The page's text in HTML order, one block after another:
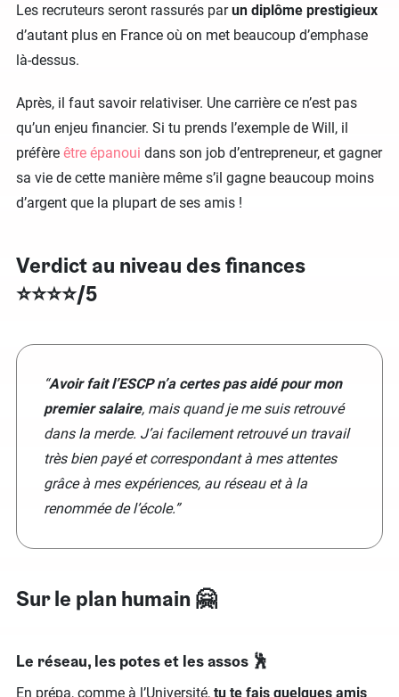
Les recruteurs seront rassurés parun diplôme prestigieux
d’autant plus en France où on met beaucoup d’emphase
là-dessus.
Après, il faut savoir relativiser. Une carrière ce n’est pas
qu’un enjeu financier. Si tu prends l’exemple de Will, il
préfère être épanoui dans son job d’entrepreneur, et gagner
sa vie de cette manière même s’il gagne beaucoup moins
d’argent que la plupart de ses amis !
Verdict au niveau des finances
⭐⭐⭐⭐/5
“Avoir fait l’ESCP n’a certes pas aidé pour mon
premier salaire, mais quand je me suis retrouvé
dans la merde. J’ai facilement retrouvé un travail
très bien payé et correspondant à mes attentes
grâce à mes expériences, au réseau et à la
renommée de l’école.”
Sur le plan humain 🤗
Le réseau, les potes et les assos 🕺
En prépa, comme à l’Université, tu te fais quelques amis